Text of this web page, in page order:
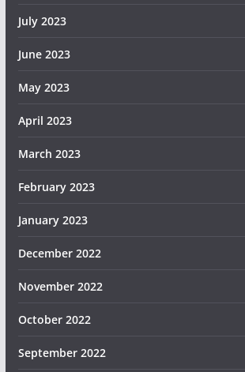
July 2023
June 2023
May 2023
April 2023
March 2023
February 2023
January 2023
December 2022
November 2022
October 2022
September 2022